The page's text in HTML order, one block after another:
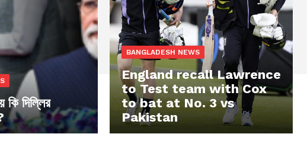
কি দিল্লির
BANGLADESH NEWS
England recall Lawrence
to Test team with Cox
to bat at No. 3 vs
Pakistan